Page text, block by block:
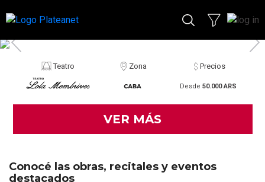
Teatro Zona Precios
Desde 50.000 ARS
VER MÁS
Conocé las obras, recitales y eventos
destacados